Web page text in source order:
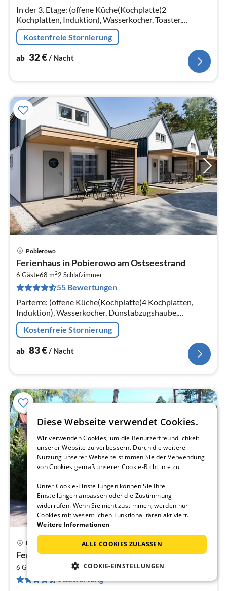
In der 3. Etage: (offene Küche(Kochplatte(2
Kochplatten, Induktion), Wasserkocher, Toaster,
Dunstabzugshaube, Kaffeemaschine, Spülmaschine,
Kühl-/Gefrierkombination, Waschmaschine)
Kostenfreie Stornierung
ab 32€/ Nacht
Pobierowo
Ferienhaus in Pobierowo am Ostseestrand
6 Gäste68 m22 Schlafzimmer
55 Bewertungen
Parterre: (offene Küche(Kochplatte(4 Kochplatten,
Induktion), Wasserkocher, Dunstabzugshaube,
Kaffeemaschine, Kombi-Mikrowelle, Mikrowelle,
Spülmaschine, Kühl-/Gefrierkombination)
Kostenfreie Stornierung
ab 83€ / Nacht
Pobierowo
Ferienhaus an der Küste von Pobierowo
6 Gäste Schlafzimmer
1 Bewertung
Diese Webseite verwendet Cookies.
Wir verwenden Cookies, um die Benutzerfreundlichkeit
unserer Website zu verbessern. Durch die weitere
Nutzung unserer Webseite stimmen Sie der Verwendung
von Cookies gemäß unserer Cookie-Richtlinie zu.
Unter Cookie-Einstellungen können Sie Ihre
Einstellungen anpassen oder die Zustimmung
widerrufen. Wenn Sie nicht zustimmen, werden nur
Cookies mit wesentlichen Funktionalitäten aktiviert.
Weitere Informationen
ALLE COOKIES ZULASSEN
COOKIE-EINSTELLUNGEN